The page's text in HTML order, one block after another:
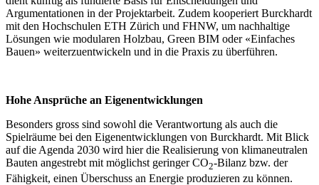
Argumentationen in der Projektarbeit. Zudem kooperiert Burckhardt
mit den Hochschulen ETH Zürich und FHNW, um nachhaltige
Lösungen wie modularen Holzbau, Green BIM oder «Einfaches
Bauen» weiterzuentwickeln und in die Praxis zu überführen.
Hohe Ansprüche an Eigenentwicklungen
Besonders gross sind sowohl die Verantwortung als auch die
Spielräume bei den Eigenentwicklungen von Burckhardt. Mit Blick
auf die Agenda 2030 wird hier die Realisierung von klimaneutralen
Bauten angestrebt mit möglichst geringer CO2-Bilanz bzw. der
Fähigkeit, einen Überschuss an Energie produzieren zu können.